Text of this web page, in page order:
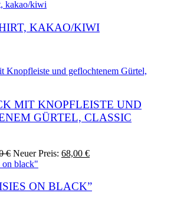
KAKAO/KIWI
MIT KNOPFLEISTE UND
GÜRTEL, CLASSIC
€ Ursprünglicher
Preis
98,00 €
Neuer Preis: 68,00 €Aktueller
68,00 €.
ON BLACK”